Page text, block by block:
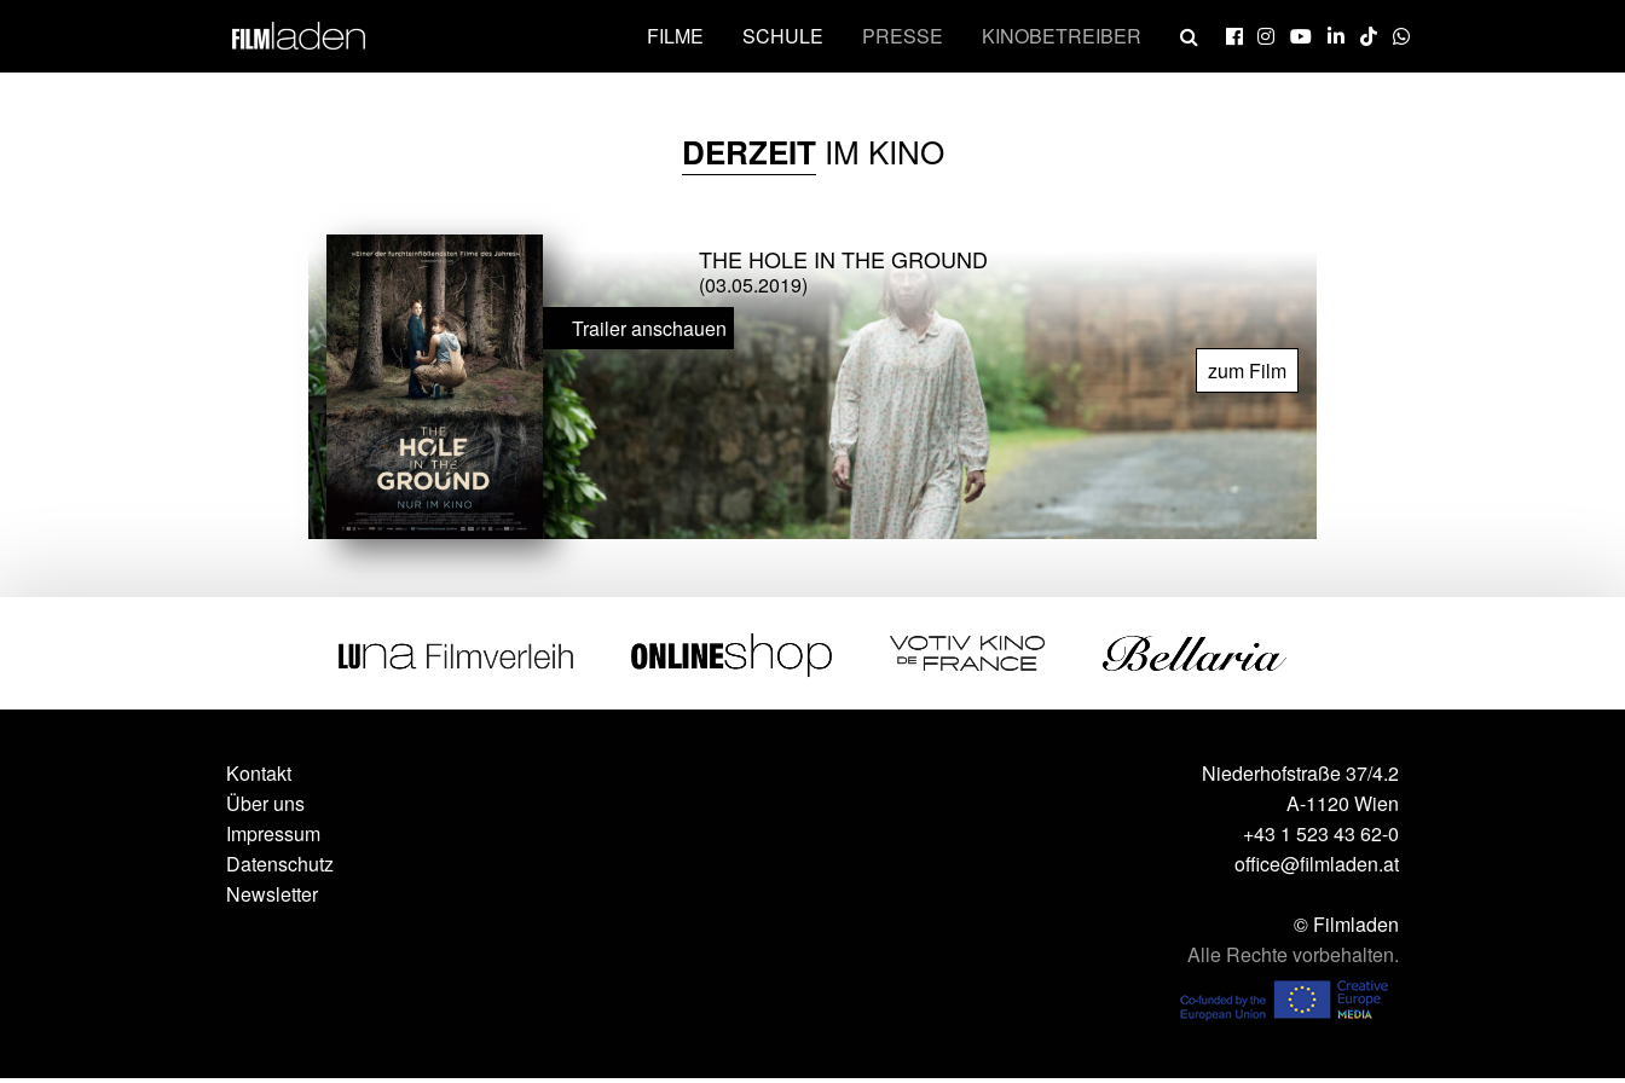
FILME SCHULE PRESSE KINOBETREIBER
DERZEITIM KINO
THE HOLE IN THE GROUND
(03.05.2019)
Trailer anschauen
zum Film
Kontakt
Über uns
Impressum
Datenschutz
Newsletter
Niederhofstraße 37/4.2
A-1120 Wien
+43 1 523 43 62-0
office@filmladen.at
© Filmladen
Alle Rechte vorbehalten.